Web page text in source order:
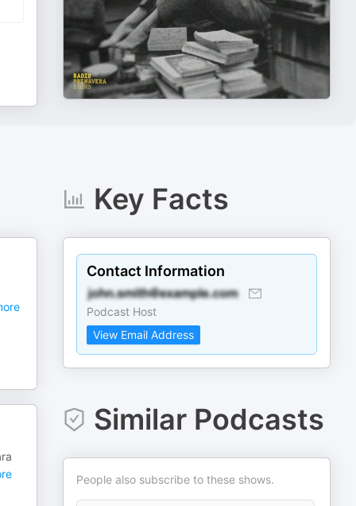
Key Facts
Contact Information
Podcast Host
View Email Address
Similar Podcasts
People also subscribe to these shows.